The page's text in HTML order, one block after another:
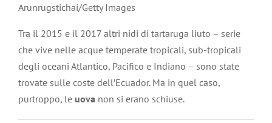
Arunrugstichai/Getty Images
Tra il 2015 e il 2017 altri nidi di tartaruga liuto – serie
che vive nelle acque temperate tropicali, sub-tropicali
degli oceani Atlantico, Pacifico e Indiano – sono state
trovate sulle coste dell’Ecuador. Ma in quel caso,
purtroppo, le uova non si erano schiuse.